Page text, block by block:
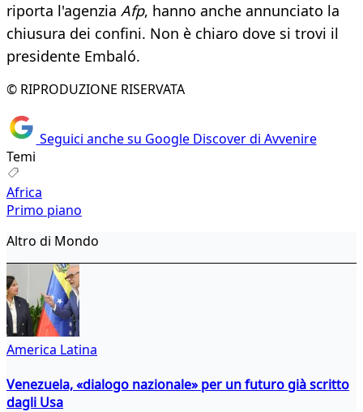
riporta l'agenzia Afp, hanno anche annunciato la
chiusura dei confini. Non è chiaro dove si trovi il
presidente Embaló.
© RIPRODUZIONE RISERVATA
Seguici anche su Google Discover di Avvenire
Temi
Africa
Primo piano
Altro di Mondo
America Latina
Venezuela, «dialogo nazionale» per un futuro già scritto
dagli Usa